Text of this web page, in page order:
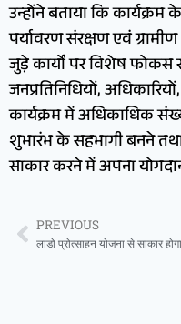
उन्होंने बताया कि कार्यक्रम
पर्यावरण संरक्षण एवं
जुड़े कार्यों पर विशेष फोकस
जनप्रतिनिधियों,
कार्यक्रम में अधिकाधिक
शुभारंभ के सहभागी बनने
साकार करने में अपना
PREVIOUS